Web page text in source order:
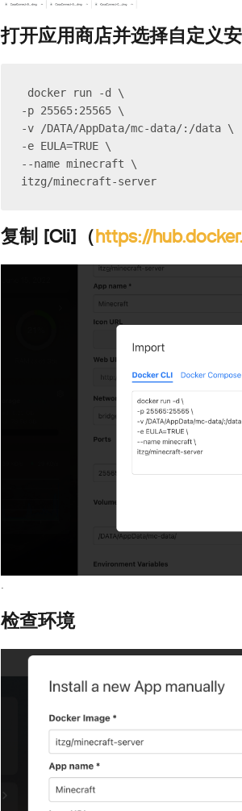
打开应用商店并选择自定义
docker run -d \
-p 25565:25565 \
-v /DATA/AppData/mc-data/:/data \
-e EULA=TRUE \
--name minecraft \
itzg/minecraft-server
复制 [Cli]（ https://
.
检查环境